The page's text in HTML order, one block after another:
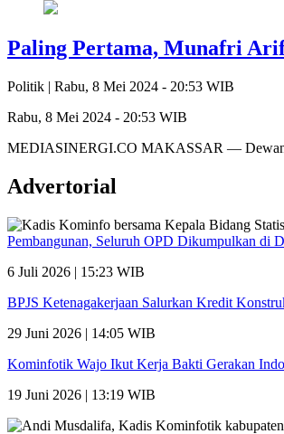
Paling Pertama, Munafri
Politik | Rabu, 8 Mei 2024 - 20:53 WIB
Rabu, 8 Mei 2024 - 20:53 WIB
MEDIASINERGI.CO MAKASSAR — Dewan
Advertorial
Pembangunan, Seluruh OPD Dikumpulkan di
6 Juli 2026 | 15:23 WIB
BPJS Ketenagakerjaan Salurkan Kredit
29 Juni 2026 | 14:05 WIB
Kominfotik Wajo Ikut Kerja Bakti Gerakan
19 Juni 2026 | 13:19 WIB